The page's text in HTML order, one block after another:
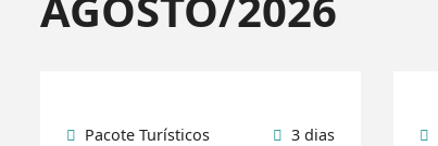
Pacote Turísticos 3 dias